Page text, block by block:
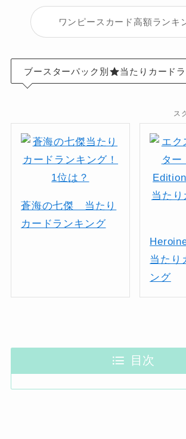
ワンピースカード高額ランキ
ブースターパック別 当たりカード
ス
蒼海の七傑 当たり
カードランキング
当たり
ング
目次